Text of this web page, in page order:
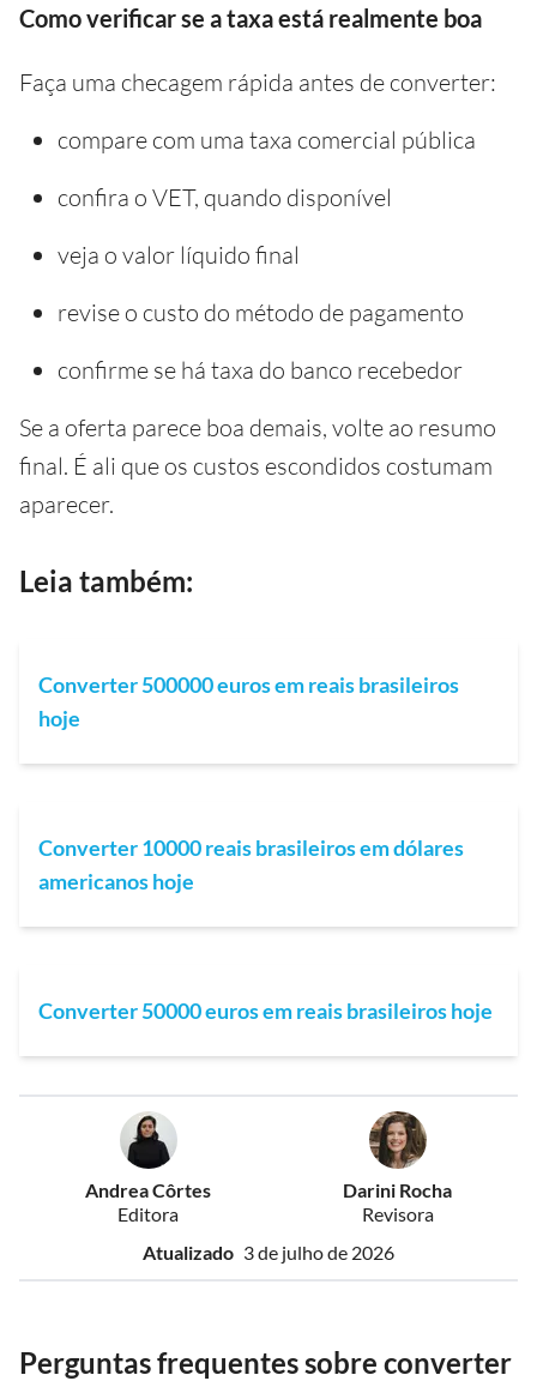
Como verificar se a taxa está realmente boa
Faça uma checagem rápida antes de converter:
compare com uma taxa comercial pública
confira o VET, quando disponível
veja o valor líquido final
revise o custo do método de pagamento
confirme se há taxa do banco recebedor
Se a oferta parece boa demais, volte ao resumo
final. É ali que os custos escondidos costumam
aparecer.
Leia também:
Converter 500000 euros em reais brasileiros
hoje
Converter 10000 reais brasileiros em dólares
americanos hoje
Converter 50000 euros em reais brasileiros hoje
Andrea Côrtes
Editora
Darini Rocha
Revisora
Atualizado 3 de julho de 2026
Perguntas frequentes sobre converter